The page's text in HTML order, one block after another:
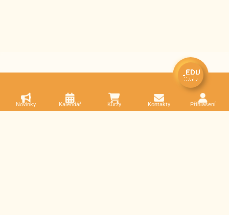
Novinky Kalendář Kurzy Kontakty Přihlášení